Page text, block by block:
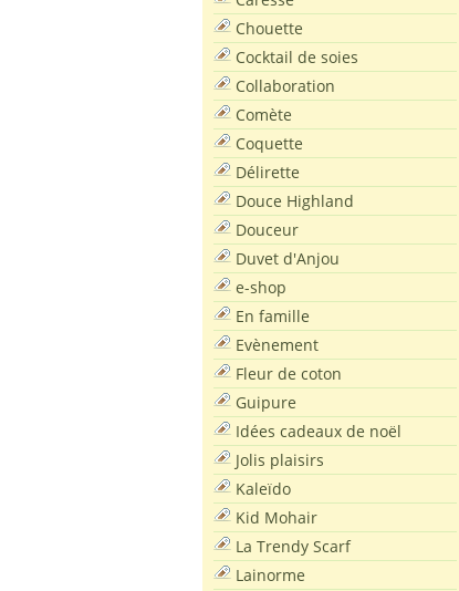
Chouette
Cocktail de soies
Collaboration
Comète
Coquette
Délirette
Douce Highland
Douceur
Duvet d'Anjou
e-shop
En famille
Evènement
Fleur de coton
Guipure
Idées cadeaux de noël
Jolis plaisirs
Kaleïdo
Kid Mohair
La Trendy Scarf
Lainorme